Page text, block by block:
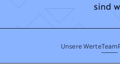
sind
Unsere WerteTeam